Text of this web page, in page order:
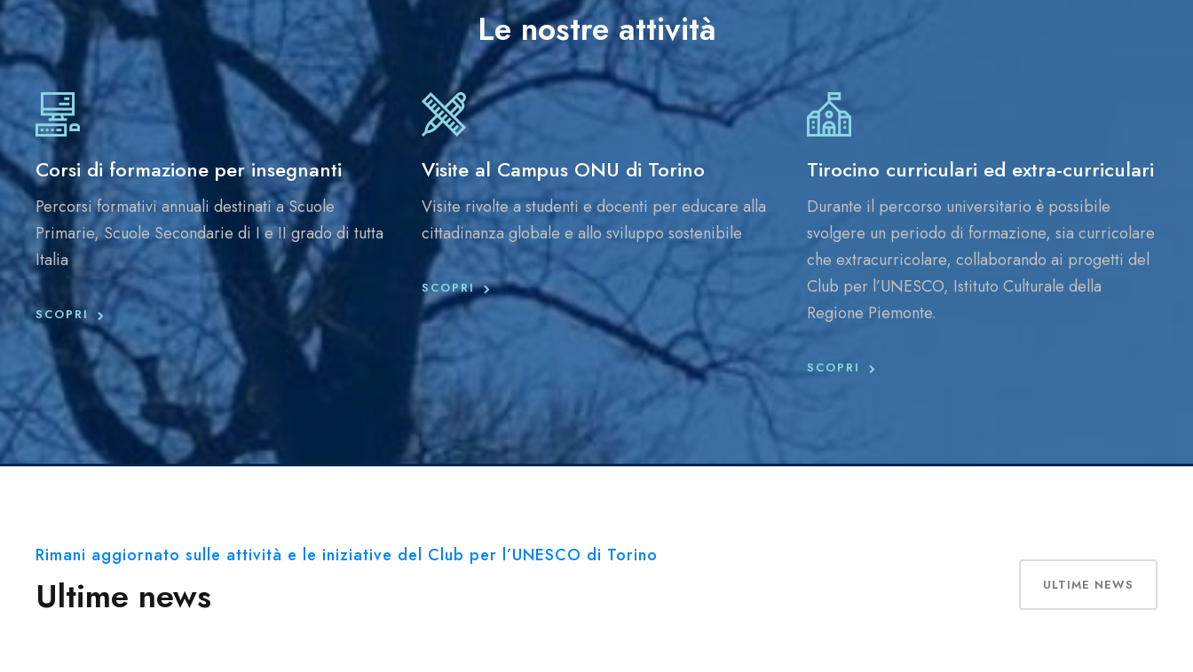
Le nostre attività
Corsi di formazione per insegnanti
Percorsi formativi annuali destinati a Scuole
Primarie, Scuole Secondarie di I e II grado di tutta
Italia
SCOPRI
Visite al Campus ONU di Torino
Visite rivolte a studenti e docenti per educare alla
cittadinanza globale e allo sviluppo sostenibile
SCOPRI
Tirocino curriculari ed extra-curriculari
Durante il percorso universitario è possibile
svolgere un periodo di formazione, sia curricolare
che extracurricolare, collaborando ai progetti del
Club per l’UNESCO, Istituto Culturale della
Regione Piemonte.
SCOPRI
Rimani aggiornato sulle attività e le iniziative del Club per l’UNESCO di Torino
Ultime news ULTIME NEWS